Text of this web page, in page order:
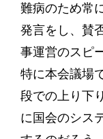
難病のため常
発言をし、賛
事運営のスピ
特に本会議場
段での上り下
に国会のシス